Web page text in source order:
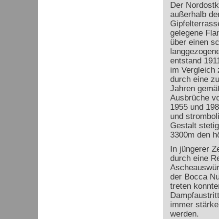
Der
außerhalb
gelegene
über einen
entstand
im Vergleich
durch eine
Jahren
Ausbrüche
1955 und
und
Gestalt
3300m den
In jüngerer
durch eine
der Bocca
treten
immer
werden.